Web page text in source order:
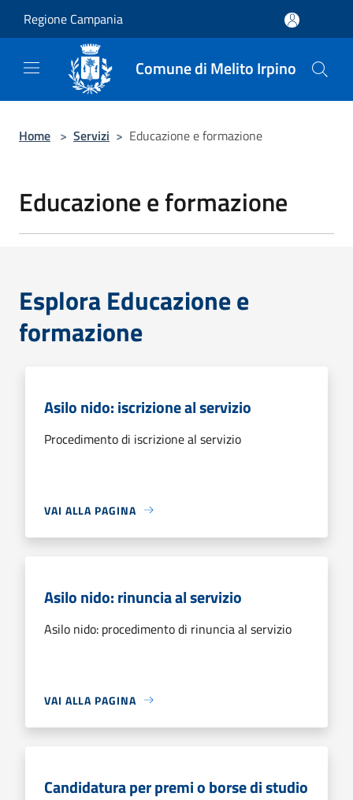
Regione Campania
Comune di Melito Irpino
Home > Servizi > Educazione e formazione
Educazione e formazione
Esplora Educazione e
formazione
Asilo nido: iscrizione al servizio
Procedimento di iscrizione al servizio
VAI ALLA PAGINA
Asilo nido: rinuncia al servizio
Asilo nido: procedimento di rinuncia al servizio
VAI ALLA PAGINA
Candidatura per premi o borse di studio